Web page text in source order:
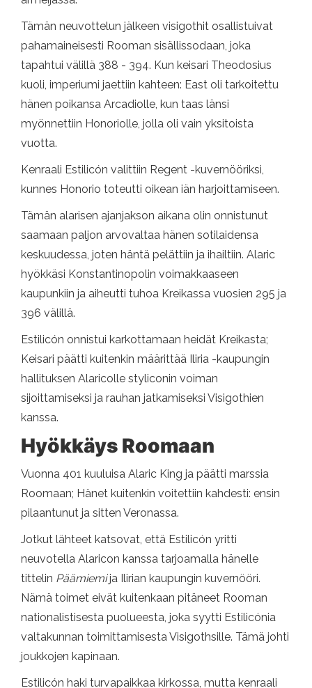
Tämän neuvottelun jälkeen visigothit osallistuivat
pahamaineisesti Rooman sisällissodaan, joka
tapahtui välillä 388 - 394. Kun keisari Theodosius
kuoli, imperiumi jaettiin kahteen: East oli tarkoitettu
hänen poikansa Arcadiolle, kun taas länsi
myönnettiin Honoriolle, jolla oli vain yksitoista
vuotta.
Kenraali Estilicón valittiin Regent -kuvernööriksi,
kunnes Honorio toteutti oikean iän harjoittamiseen.
Tämän alarisen ajanjakson aikana olin onnistunut
saamaan paljon arvovaltaa hänen sotilaidensa
keskuudessa, joten häntä pelättiin ja ihailtiin. Alaric
hyökkäsi Konstantinopolin voimakkaaseen
kaupunkiin ja aiheutti tuhoa Kreikassa vuosien 295 ja
396 välillä.
Estilicón onnistui karkottamaan heidät Kreikasta;
Keisari päätti kuitenkin määrittää Iliria -kaupungin
hallituksen Alaricolle styliconin voiman
sijoittamiseksi ja rauhan jatkamiseksi Visigothien
kanssa.
Hyökkäys Roomaan
Vuonna 401 kuuluisa Alaric King ja päätti marssia
Roomaan; Hänet kuitenkin voitettiin kahdesti: ensin
pilaantunut ja sitten Veronassa.
Jotkut lähteet katsovat, että Estilicón yritti
neuvotella Alaricon kanssa tarjoamalla hänelle
tittelin Päämiemija Ilirian kaupungin kuvernööri.
Nämä toimet eivät kuitenkaan pitäneet Rooman
nationalistisesta puolueesta, joka syytti Estilicónia
valtakunnan toimittamisesta Visigothsille. Tämä johti
joukkojen kapinaan.
Estilicón haki turvapaikkaa kirkossa, mutta kenraali